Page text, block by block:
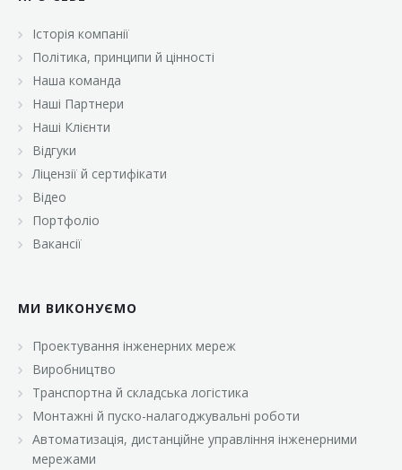
Історія компанії
Політика, принципи й цінності
Наша команда
Наші Партнери
Наші Клієнти
Відгуки
Ліцензії й сертифікати
Відео
Портфоліо
Вакансії
МИ ВИКОНУЄМО
Проектування інженерних мереж
Виробництво
Транспортна й складська логістика
Монтажні й пуско-налагоджувальні роботи
Автоматизація, дистанційне управління інженерними
мережами